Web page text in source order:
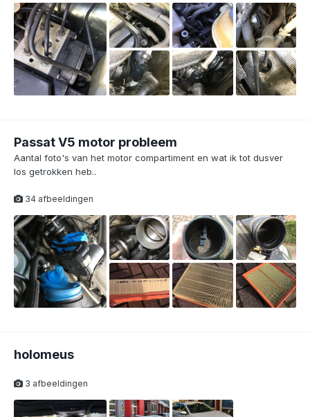
Passat V5 motor probleem
Aantal foto's van het motor compartiment en wat ik tot dusver
los getrokken heb..
34 afbeeldingen
holomeus
3 afbeeldingen